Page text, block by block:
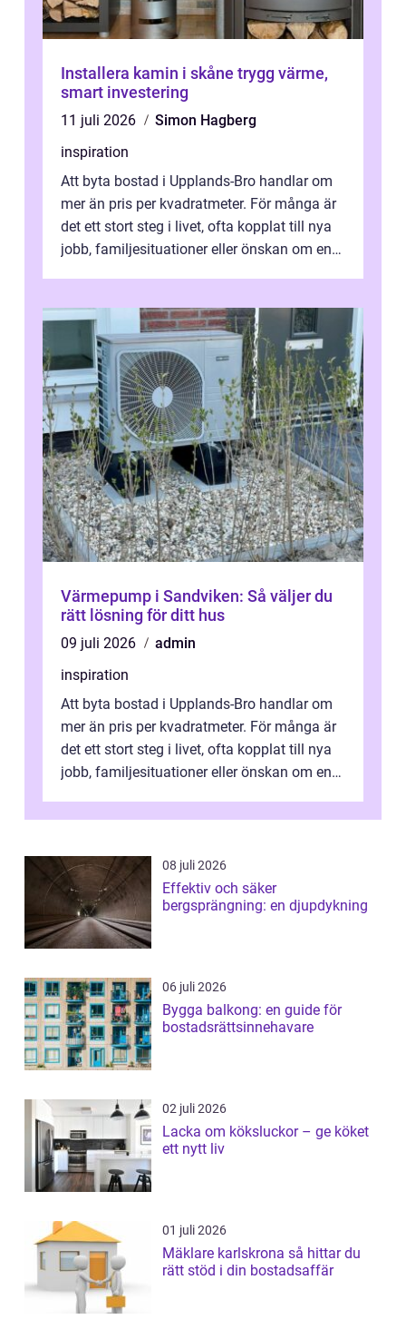
Installera kamin i skåne trygg värme,
smart investering
11 juli 2026
Simon Hagberg
inspiration
Att byta bostad i Upplands-Bro handlar om
mer än pris per kvadratmeter. För många är
det ett stort steg i livet, ofta kopplat till nya
jobb, familjesituationer eller önskan om en
Värmepump i Sandviken: Så väljer du
rätt lösning för ditt hus
09 juli 2026
admin
inspiration
Att byta bostad i Upplands-Bro handlar om
mer än pris per kvadratmeter. För många är
det ett stort steg i livet, ofta kopplat till nya
jobb, familjesituationer eller önskan om en
08 juli 2026
Effektiv och säker
bergsprängning: en djupdykning
06 juli 2026
Bygga balkong: en guide för
bostadsrättsinnehavare
02 juli 2026
Lacka om köksluckor – ge köket
ett nytt liv
01 juli 2026
Mäklare karlskrona så hittar du
rätt stöd i din bostadsaffär